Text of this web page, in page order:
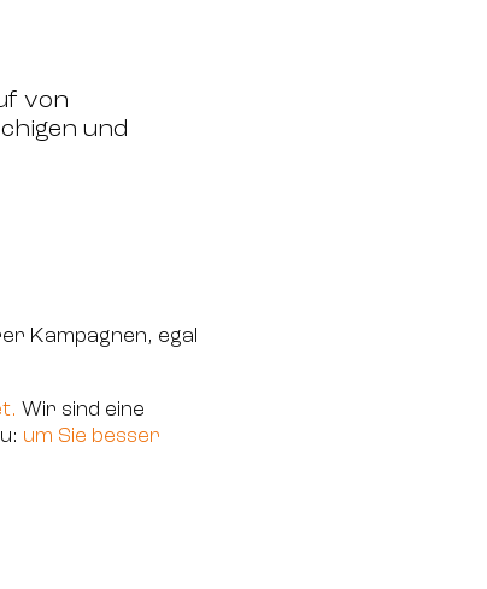
von
und
Kampagnen, egal
Wir sind eine
um Sie besser